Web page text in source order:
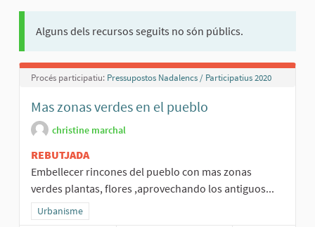
Alguns dels recursos seguits no són públics.
Procés participatiu: Pressupostos Nadalencs / Participatius 2020
Mas zonas verdes en el pueblo
christine marchal
REBUTJADA
Embellecer rincones del pueblo con mas zonas
verdes plantas, flores ,aprovechando los antiguos...
Resultats al filtrar per la categoria: Urbanisme
Urbanisme